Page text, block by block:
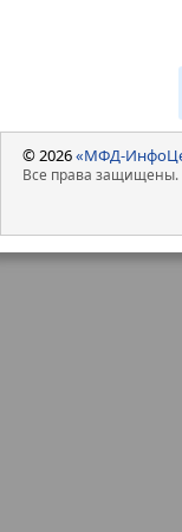
© 2026«МФД-
Все права защищены.